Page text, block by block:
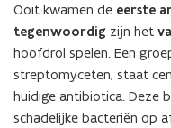
Ooit kwamen de eerste
tegenwoordig zijn het
hoofdrol spelen. Een
streptomyceten, staat
huidige antibiotica. Deze
schadelijke bacteriën op